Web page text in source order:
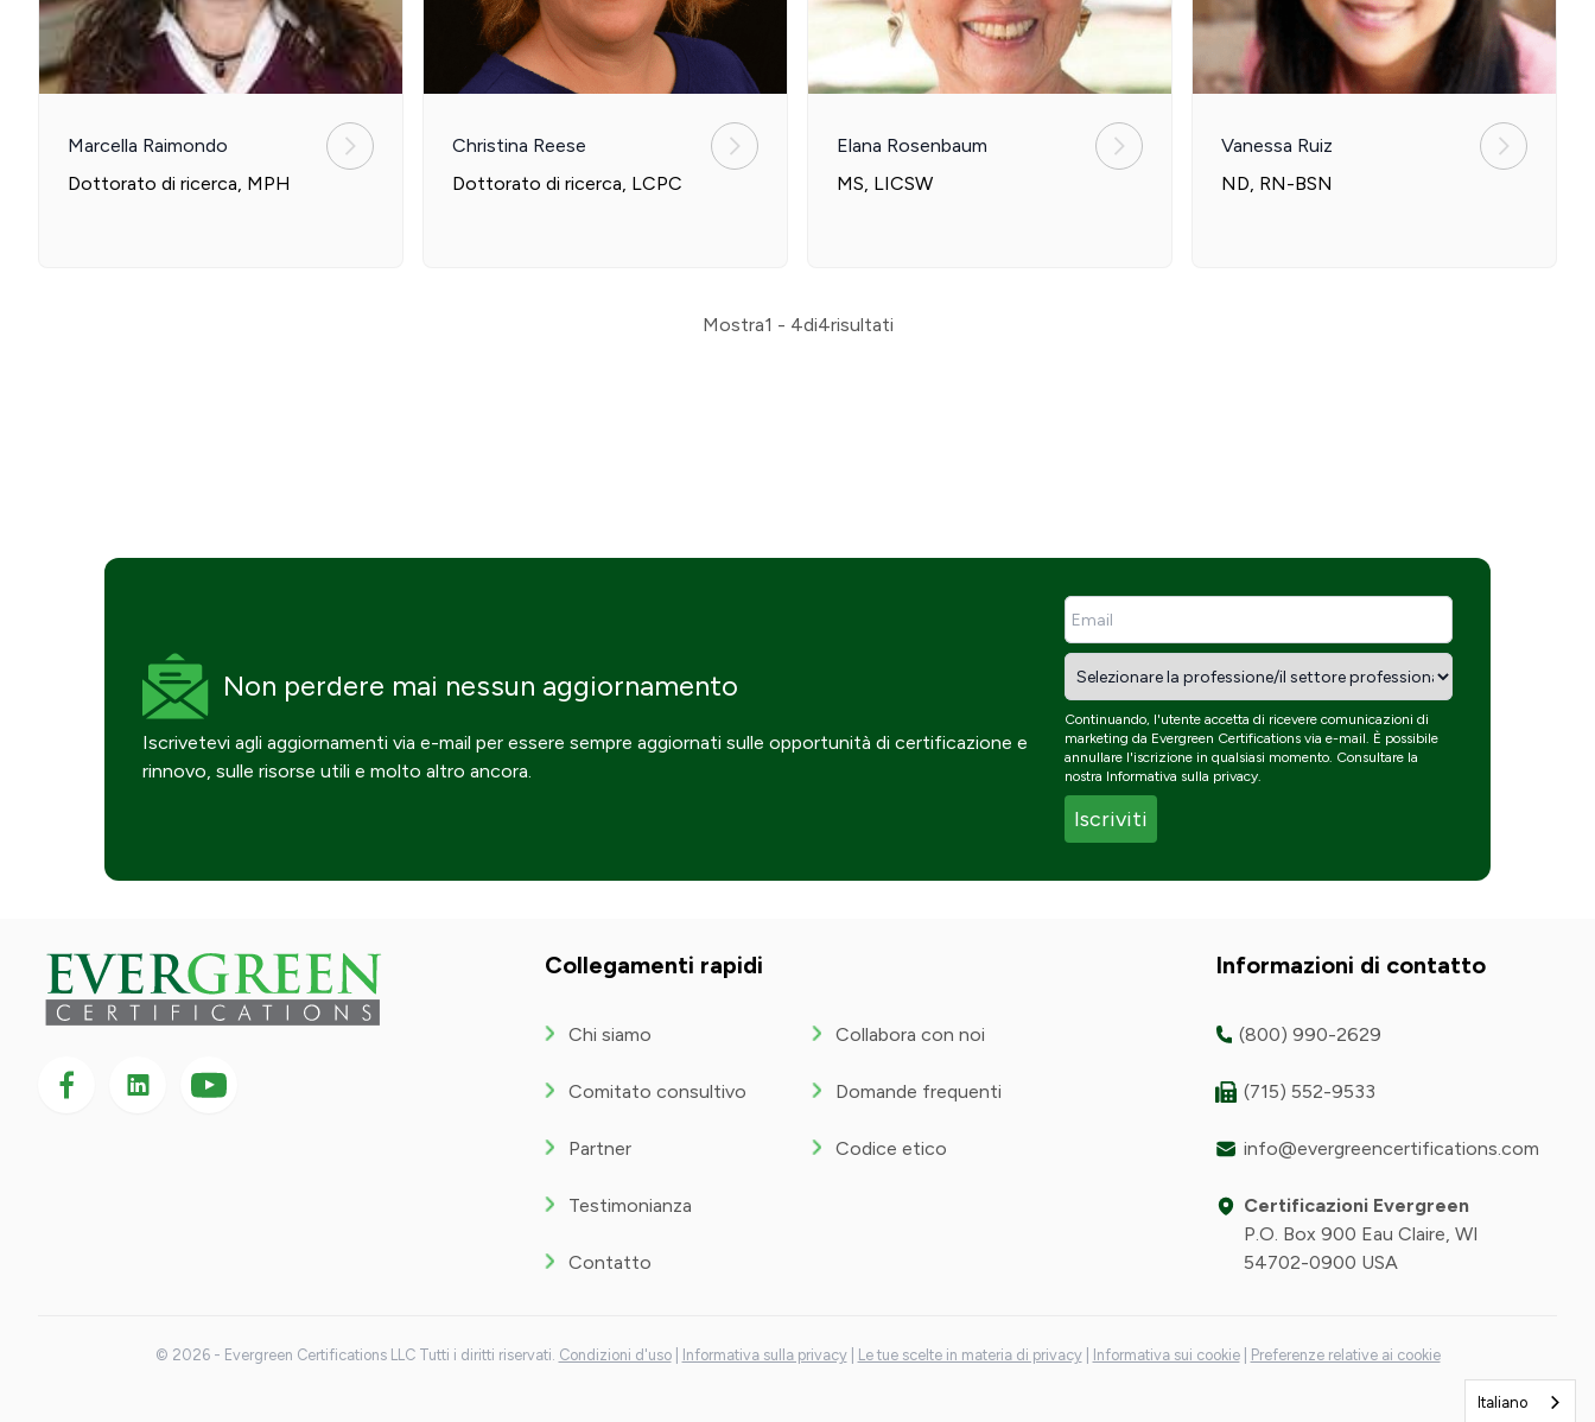
Marcella Raimondo
Dottorato di ricerca, MPH
Christina Reese
Dottorato di ricerca, LCPC
Elana Rosenbaum
MS, LICSW
Vanessa Ruiz
ND, RN-BSN
Mostra1 - 4di4risultati
Non perdere mai nessun aggiornamento
Iscrivetevi agli aggiornamenti via e-mail per essere sempre aggiornati sulle opportunità di certificazione e
rinnovo, sulle risorse utili e molto altro ancora.
Continuando, l'utente accetta di ricevere comunicazioni di
marketing da Evergreen Certifications via e-mail. È possibile
annullare l'iscrizione in qualsiasi momento. Consultare la
nostra Informativa sulla privacy.
Seguici su Facebook
Seguici su LinkedIn
Seguici
su
Collegamenti rapidi
Chi siamo
Comitato consultivo
Partner
Testimonianza
Contatto
Collabora con noi
Domande frequenti
Codice etico
Informazioni di contatto
(800) 990-2629
(715) 552-9533
info@evergreencertifications.com
Certificazioni Evergreen
P.O. Box 900 Eau Claire, WI
54702-0900 USA
© 2026 - Evergreen Certifications LLC Tutti i diritti riservati. Condizioni d'uso| Informativa sulla privacy| Le tue scelte in materia di privacy| Informativa sui cookie| Preferenze relative ai cookie
Italiano